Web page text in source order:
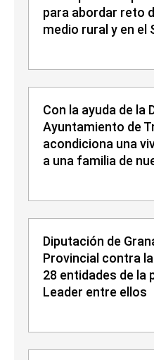
para abordar reto
medio rural y en el
Con la ayuda de la
Ayuntamiento de
acondiciona una
a una familia de
Diputación de
Provincial contra
28 entidades de la
Leader entre ellos